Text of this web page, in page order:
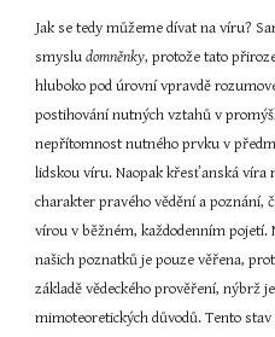
Jak se tedy můžeme dívat na víru?
smyslu domněnky, protože tato
hluboko pod úrovní vpravdě
postihování nutných vztahů v
nepřítomnost nutného prvku v
lidskou víru. Naopak křesťanská víra
charakter pravého vědění a poznání,
vírou v běžném, každodenním pojetí.
našich poznatků je pouze věřena,
základě vědeckého prověření, nýbrž
mimoteoretických důvodů. Tento